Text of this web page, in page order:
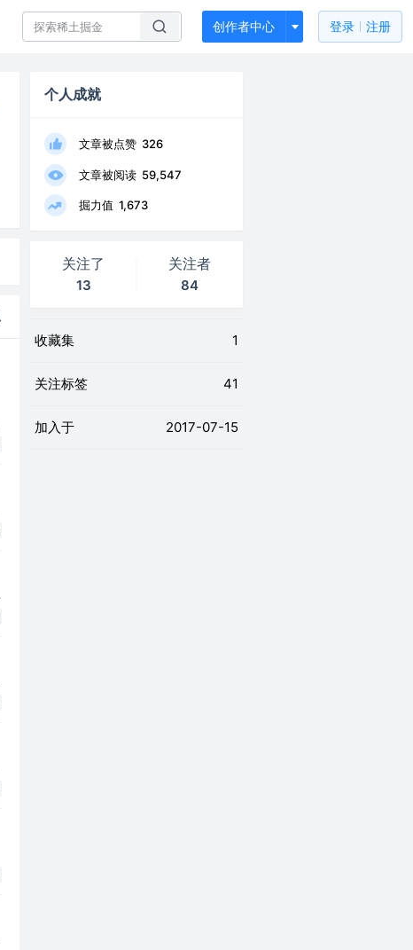
创作者中心 登录 注册
个人成就
文章被点赞 326
文章被阅读 59,547
掘力值 1,673
关注了
13
关注者
84
收藏集 1
关注标签 41
加入于 2017-07-15